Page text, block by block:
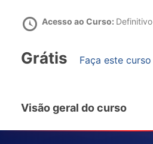
Acesso ao Curso: Definitivo
Grátis Faça este curso
Visão geral do curso